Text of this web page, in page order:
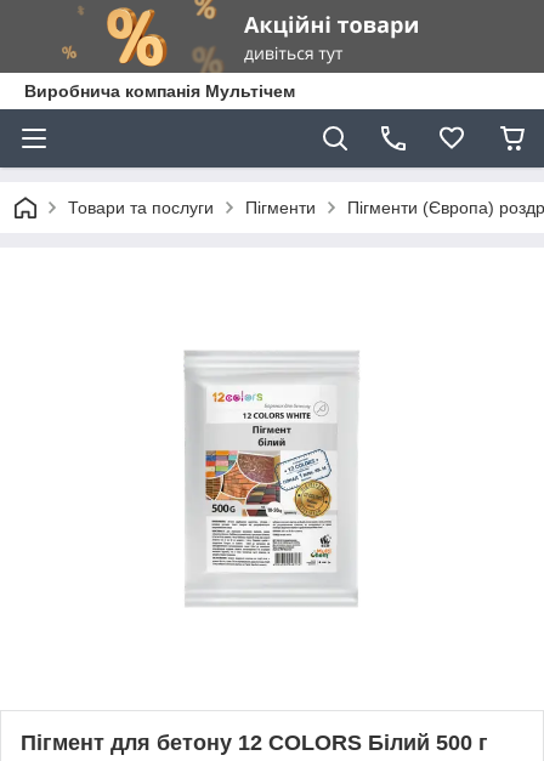
Виробнича компанія Мультічем
Товари та послуги Пігменти Пігменти (Європа)
Пігмент для бетону 12 COLORS Білий 500 г